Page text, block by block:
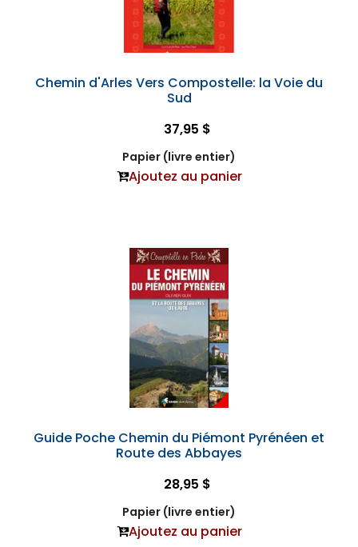
Chemin d'Arles Vers Compostelle: la Voie du
Sud
37,95 $
Papier (livre entier)
Ajoutez au panier
Guide Poche Chemin du Piémont Pyrénéen et
Route des Abbayes
28,95 $
Papier (livre entier)
Ajoutez au panier